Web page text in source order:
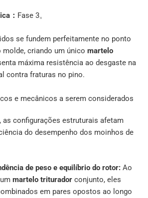
： Fase 3。
se fundem perfeitamente no ponto
molde, criando um único martelo
máxima resistência ao desgaste na
contra fraturas no pino.
e mecânicos a serem considerados
as configurações estruturais afetam
do desempenho dos moinhos de
de peso e equilíbrio do rotor:Ao
martelo trituradorconjunto, eles
em pares opostos ao longo